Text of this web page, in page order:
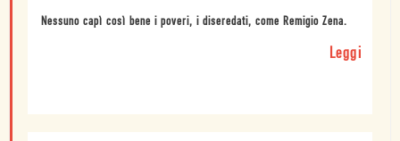
Nessuno capì così bene i poveri, i diseredati, come Remigio Zena.
Leggi